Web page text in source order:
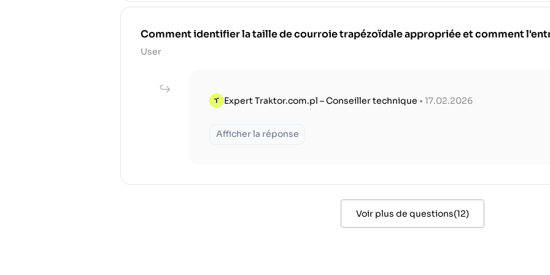
Comment identifier la taille de courroie trapézoïdale appropriée et comment
User
Expert Traktor.com.pl – Conseiller technique • 17.02.2026
Afficher la réponse
Voir plus de questions(12)